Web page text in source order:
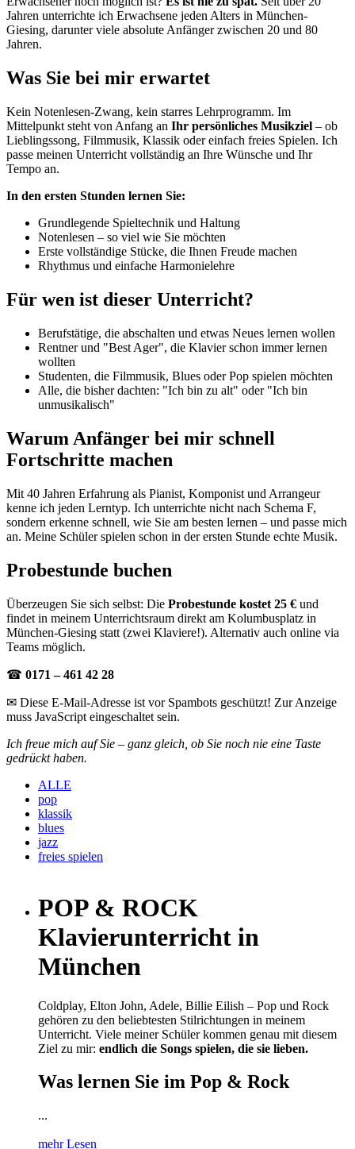
Jahren unterrichte ich Erwachsene jeden Alters in München-
Giesing, darunter viele absolute Anfänger zwischen 20 und 80
Jahren.
Was Sie bei mir erwartet
Kein Notenlesen-Zwang, kein starres Lehrprogramm. Im
Mittelpunkt steht von Anfang an Ihr persönliches Musikziel – ob
Lieblingssong, Filmmusik, Klassik oder einfach freies Spielen. Ich
passe meinen Unterricht vollständig an Ihre Wünsche und Ihr
Tempo an.
In den ersten Stunden lernen Sie:
Grundlegende Spieltechnik und Haltung
Notenlesen – so viel wie Sie möchten
Erste vollständige Stücke, die Ihnen Freude machen
Rhythmus und einfache Harmonielehre
Für wen ist dieser Unterricht?
Berufstätige, die abschalten und etwas Neues lernen wollen
Rentner und "Best Ager", die Klavier schon immer lernen
wollten
Studenten, die Filmmusik, Blues oder Pop spielen möchten
Alle, die bisher dachten: "Ich bin zu alt" oder "Ich bin
unmusikalisch"
Warum Anfänger bei mir schnell
Fortschritte machen
Mit 40 Jahren Erfahrung als Pianist, Komponist und Arrangeur
kenne ich jeden Lerntyp. Ich unterrichte nicht nach Schema F,
sondern erkenne schnell, wie Sie am besten lernen – und passe mich
an. Meine Schüler spielen schon in der ersten Stunde echte Musik.
Probestunde buchen
Überzeugen Sie sich selbst: Die Probestunde kostet 25 € und
findet in meinem Unterrichtsraum direkt am Kolumbusplatz in
München-Giesing statt (zwei Klaviere!). Alternativ auch online via
Teams möglich.
☎ 0171 – 461 42 28
✉ Diese E-Mail-Adresse ist vor Spambots geschützt! Zur Anzeige
muss JavaScript eingeschaltet sein.
Ich freue mich auf Sie – ganz gleich, ob Sie noch nie eine Taste
gedrückt haben.
ALLE
pop
klassik
blues
jazz
freies spielen
POP & ROCK
Klavierunterricht in
München
Coldplay, Elton John, Adele, Billie Eilish – Pop und Rock
gehören zu den beliebtesten Stilrichtungen in meinem
Unterricht. Viele meiner Schüler kommen genau mit diesem
Ziel zu mir: endlich die Songs spielen, die sie lieben.
Was lernen Sie im Pop & Rock
...
mehr Lesen